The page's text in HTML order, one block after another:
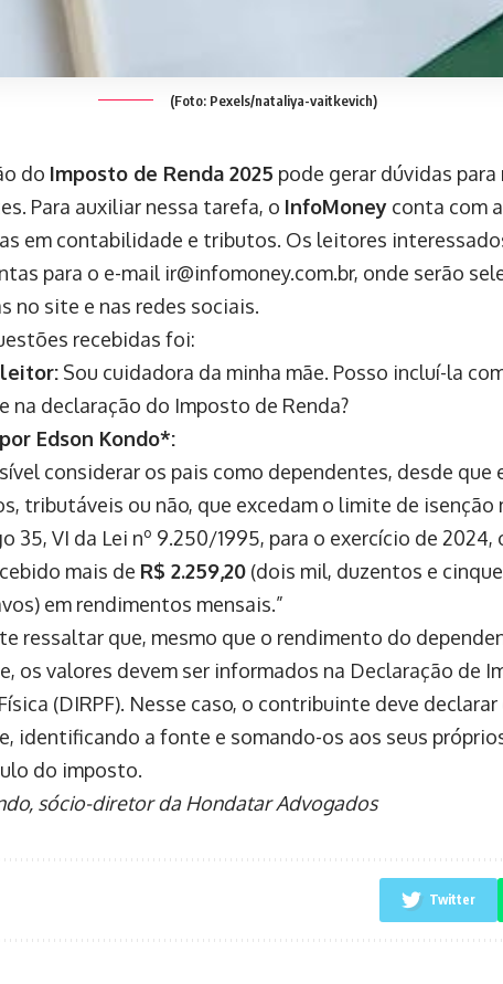
(Foto: Pexels/nataliya-vaitkevich)
do Imposto de Renda 2025 pode gerar dúvidas
Para auxiliar nessa tarefa, o InfoMoney conta com
em contabilidade e tributos. Os leitores
para o e-mail ir@infomoney.com.br, onde serão
no site e nas redes sociais.
recebidas foi:
Sou cuidadora da minha mãe. Posso incluí-la
na declaração do Imposto de Renda?
Edson Kondo*:
considerar os pais como dependentes, desde que
tributáveis ou não, que excedam o limite de isenção
35, VI da Lei nº 9.250/1995, para o exercício de
mais de R$ 2.259,20 (dois mil, duzentos e
em rendimentos mensais.”
ressaltar que, mesmo que o rendimento do
os valores devem ser informados na Declaração de
(DIRPF). Nesse caso, o contribuinte deve
identificando a fonte e somando-os aos seus
do imposto.
sócio-diretor da Hondatar Advogados
Twitter